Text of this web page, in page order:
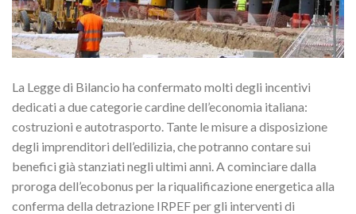
La Legge di Bilancio ha confermato molti degli incentivi
dedicati a due categorie cardine dell’economia italiana:
costruzioni e autotrasporto. Tante le misure a disposizione
degli imprenditori dell’edilizia, che potranno contare sui
benefici già stanziati negli ultimi anni. A cominciare dalla
proroga dell’ecobonus per la riqualificazione energetica alla
conferma della detrazione IRPEF per gli interventi di